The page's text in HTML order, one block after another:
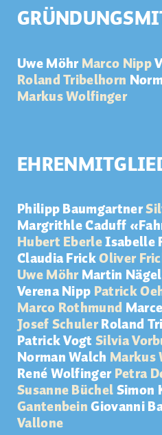
Uwe MöhrMarco Nipp
Roland Tribelhorn
Markus Wolfinger
Philipp Baumgartner
Margrithle Caduff
Hubert EberleIsabelle
Claudia FrickOliver
Uwe MöhrMartin
Verena NippPatrick
Marco Rothmund
Josef SchulerRoland
Patrick VogtSilvia
Norman Walch Markus
René WolfingerPetra
Susanne BüchelSimon
GantenbeinGiovanni
Vallone